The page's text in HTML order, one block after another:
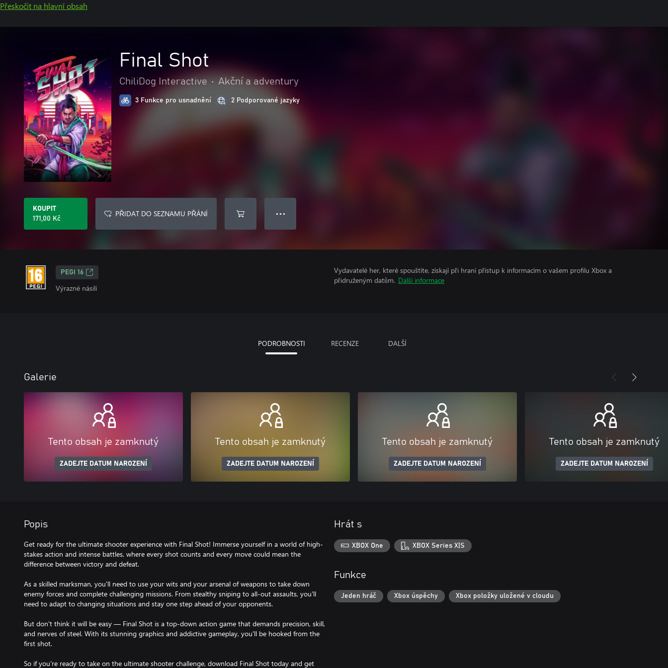
Přeskočit na hlavní obsah
Final Shot
ChiliDog Interactive • Akční a adventury
3 Funkce pro usnadnění 2 Podporované jazyky
KOUPIT
171,00 Kč
PŘIDAT DO SEZNAMU PŘÁNÍ ● ● ●
PEGI 16
Výrazné násilí
Vydavatelé her, které spouštíte, získají při hraní přístup k informacím o vašem profilu Xbox a
přidruženým datům. Další informace
PODROBNOSTI RECENZE DALŠÍ
Galerie
Tento obsah je zamknutý
ZADEJTE DATUM NAROZENÍ
Tento obsah je zamknutý
ZADEJTE DATUM NAROZENÍ
Tento obsah je zamknutý
ZADEJTE DATUM NAROZENÍ
Tento obsah je zamknutý
ZADEJTE DATUM NAROZENÍ
Popis
Get ready for the ultimate shooter experience with Final Shot! Immerse yourself in a world of high-
stakes action and intense battles, where every shot counts and every move could mean the
difference between victory and defeat.
As a skilled marksman, you'll need to use your wits and your arsenal of weapons to take down
enemy forces and complete challenging missions. From stealthy sniping to all-out assaults, you'll
need to adapt to changing situations and stay one step ahead of your opponents.
But don't think it will be easy — Final Shot is a top-down action game that demands precision, skill,
and nerves of steel. With its stunning graphics and addictive gameplay, you'll be hooked from the
first shot.
So if you're ready to take on the ultimate shooter challenge, download Final Shot today and get
Hrát s
XBOX One XBOX Series X|S
Funkce
Jeden hráč Xbox úspěchy Xbox položky uložené v cloudu